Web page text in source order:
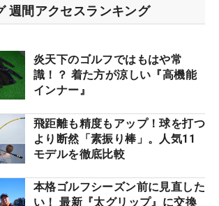
週間アクセスランキング
炎天下のゴルフではもはや常
識！？ 着た方が涼しい『高機能
インナー』
飛距離も精度もアップ！球を打つ
より断然「素振り棒」。人気11
モデルを徹底比較
本格ゴルフシーズン前に見直した
い！ 最新『太グリップ』に交換